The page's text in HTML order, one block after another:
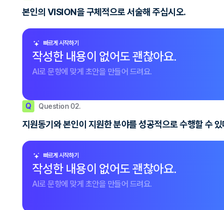
본인의 VISION을 구체적으로 서술해 주십시오.
빠르게 시작하기
작성한 내용이 없어도 괜찮아요.
AI로 문항에 맞게 초안을 만들어 드려요.
Q Question 02.
지원동기와 본인이 지원한 분야를 성공적으로 수행할 수
빠르게 시작하기
작성한 내용이 없어도 괜찮아요.
AI로 문항에 맞게 초안을 만들어 드려요.